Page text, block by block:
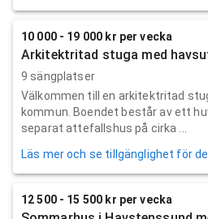
10 000 - 19 000 kr per vecka
Arkitektritad stuga med
9 sängplatser
Välkommen till en arkitektritad
kommun. Boendet består av ett
separat attefallshus på cirka ...
Läs mer och se tillgänglighet för
12 500 - 15 500 kr per vecka